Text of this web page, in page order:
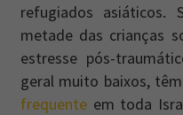
refugiados asiáticos.
metade das crianças
estresse pós-
geral muito baixos,
frequente em toda